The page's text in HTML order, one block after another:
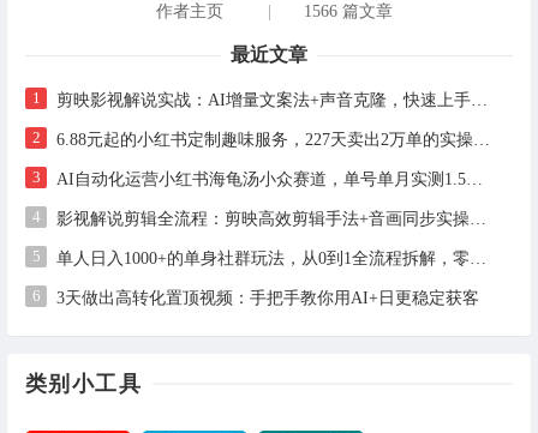
作者主页 1566 篇文章
最近文章
1
2
3
4
5
6 3天做出高转化置顶视频：手把手教你用AI+日更稳定获客
类别小工具